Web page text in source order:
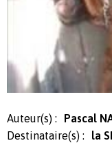
Auteur(s) :
Pascal
Destinataire(s) :
la